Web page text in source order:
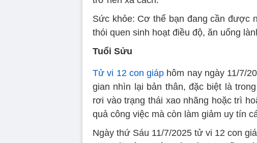
Sức khỏe: Cơ thể bạn đang cần được
thói quen sinh hoạt điều độ, ăn uống
Tuổi Sửu
Tử vi 12 con giáp hôm nay ngày 11/7/
gian nhìn lại bản thân, đặc biệt là
rơi vào trạng thái xao nhãng hoặc trì
quả công việc mà còn làm giảm uy tín
Ngày thứ Sáu 11/7/2025 tử vi 12 con